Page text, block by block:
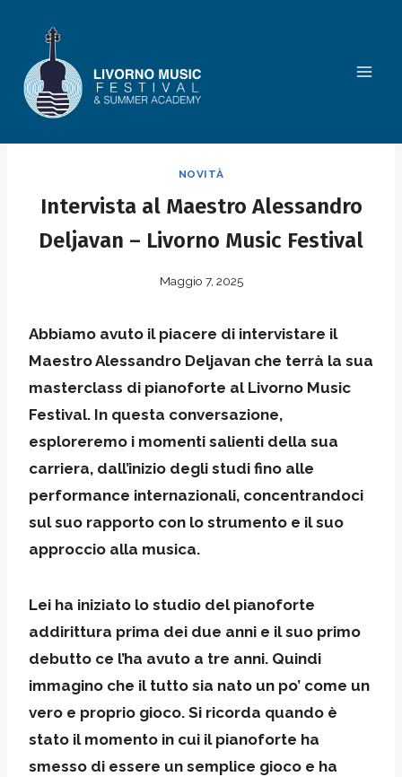
contenuto
NOVITÀ
Intervista al Maestro Alessandro
Deljavan – Livorno Music Festival
Maggio 7, 2025
Abbiamo avuto il piacere di intervistare il
Maestro Alessandro Deljavan che terrà la sua
masterclass di pianoforte al Livorno Music
Festival. In questa conversazione,
esploreremo i momenti salienti della sua
carriera, dall’inizio degli studi fino alle
performance internazionali, concentrandoci
sul suo rapporto con lo strumento e il suo
approccio alla musica.
Lei ha iniziato lo studio del pianoforte
addirittura prima dei due anni e il suo primo
debutto ce l’ha avuto a tre anni. Quindi
immagino che il tutto sia nato un po’ come un
vero e proprio gioco. Si ricorda quando è
stato il momento in cui il pianoforte ha
smesso di essere un semplice gioco e ha